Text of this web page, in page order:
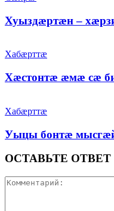
Хуыздæртæн –
Хабæрттæ
Хæстонтæ æмæ сæ
Хабæрттæ
Уыцы бонтæ
ОСТАВЬТЕ ОТВЕТ